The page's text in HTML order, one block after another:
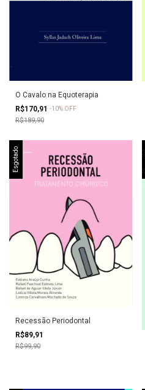
O Cavalo na Equoterapia
R$170,91 -10% OFF
R$189,90
Esgotado
Recessão Periodontal
R$89,91
R$99,90